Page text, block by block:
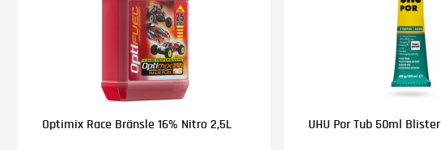
Optimix Race Bränsle 16% Nitro 2,5L UHU Por Tub 50ml Blister